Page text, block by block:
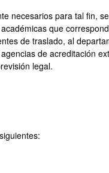
necesarios para tal fin,
que
de traslado, al
de acreditación
legal.